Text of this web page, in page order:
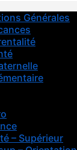
Générales
– Supérieur